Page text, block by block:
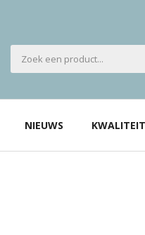
NIEUWS KWALITEIT